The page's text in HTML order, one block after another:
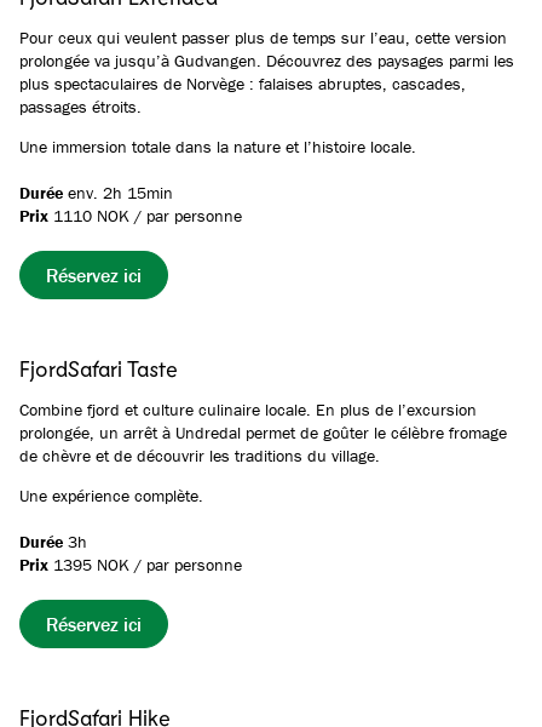
Pour ceux qui veulent passer plus de temps sur l’eau, cette version
prolongée va jusqu’à Gudvangen. Découvrez des paysages parmi les
plus spectaculaires de Norvège : falaises abruptes, cascades,
passages étroits.
Une immersion totale dans la nature et l’histoire locale.
Durée env. 2h 15min
Prix 1110 NOK / par personne
Réservez ici
FjordSafari Taste
Combine fjord et culture culinaire locale. En plus de l’excursion
prolongée, un arrêt à Undredal permet de goûter le célèbre fromage
de chèvre et de découvrir les traditions du village.
Une expérience complète.
Durée 3h
Prix 1395 NOK / par personne
Réservez ici
FjordSafari Hike